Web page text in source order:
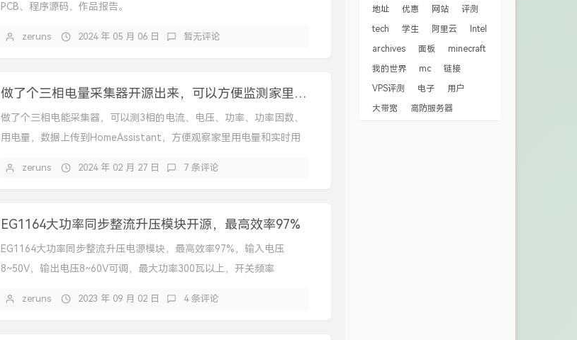
PCB、程序源码、作品报告。
zeruns 2024 年 05 月 06 日 暂无评论
做了个三相电量采集器开源出来，可以方便监测家里用电情况
做了个三相电能采集器，可以测3相的电流、电压、功率、功率因数、
用电量，数据上传到HomeAssistant，方便观察家里用电量和实时用
zeruns 2024 年 02 月 27 日 7 条评论
EG1164大功率同步整流升压模块开源，最高效率97%
EG1164大功率同步整流升压电源模块，最高效率97%，输入电压
8~50V，输出电压8~60V可调，最大功率300瓦以上，开关频率
zeruns 2023 年 09 月 02 日 4 条评论
地址
优惠 网站
评测
tech
学生 阿里云
Intel
archives
面板
minecraft
我的世界
mc
链接
VPS评测
电子
用户
大带宽
高防服务器